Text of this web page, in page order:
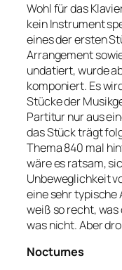
Wohl für das
kein Instrument
eines der ersten
Arrangement
undatiert, wurde
komponiert. Es
Stücke der
Partitur nur aus
das Stück trägt
Thema 840 mal
wäre es ratsam,
Unbeweglichkeit
eine sehr typische
weiß so recht,
was nicht. Aber
Nocturnes